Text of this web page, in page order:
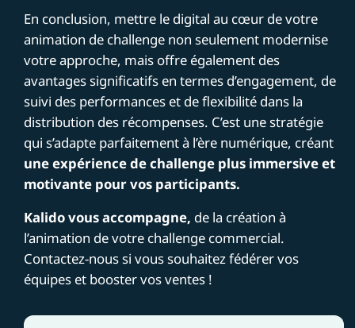
En conclusion, mettre le digital au cœur de votre
animation de challenge non seulement modernise
votre approche, mais offre également des
avantages significatifs en termes d’engagement, de
suivi des performances et de flexibilité dans la
distribution des récompenses. C’est une stratégie
qui s’adapte parfaitement à l’ère numérique, créant
une expérience de challenge plus immersive et
motivante pour vos participants.
Kalido vous accompagne, de la création à
l’animation de votre challenge commercial.
Contactez-nous si vous souhaitez fédérer vos
équipes et booster vos ventes !